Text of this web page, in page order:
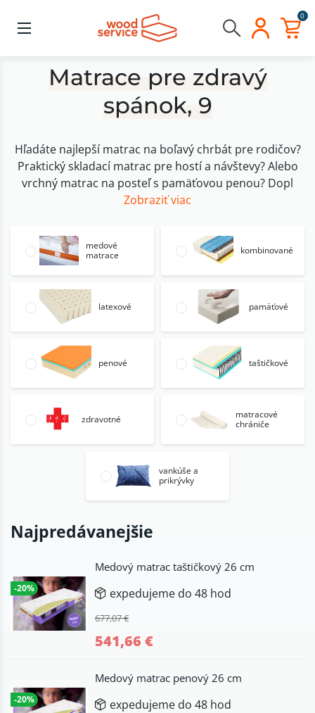
0
Matrace pre zdravý
spánok, 9
Hľadáte najlepší matrac na boľavý chrbát pre rodičov?
Praktický skladací matrac pre hostí a návštevy? Alebo
vrchný matrac na posteľ s pamäťovou penou? Dopl
Zobraziť viac
medové
matrace
kombinované
latexové pamäťové
penové taštičkové
zdravotné
matracové
chrániče
vankúše a
prikrývky
Najpredávanejšie
-20%
Medový matrac taštičkový 26 cm
expedujeme do 48 hod
677,07 €
541,66 €
-20%
Medový matrac penový 26 cm
expedujeme do 48 hod